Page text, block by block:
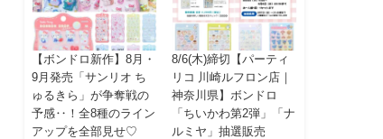
【ボンドロ新作】8月・
9月発売「サンリオ ち
ゅるきら」が争奪戦の
予感‥！全8種のライン
アップを全部見せ♡
8/6(木)締切【パーティ
リコ 川崎ルフロン店｜
神奈川県】ボンドロ
「ちいかわ第2弾」「ナ
ルミヤ」抽選販売